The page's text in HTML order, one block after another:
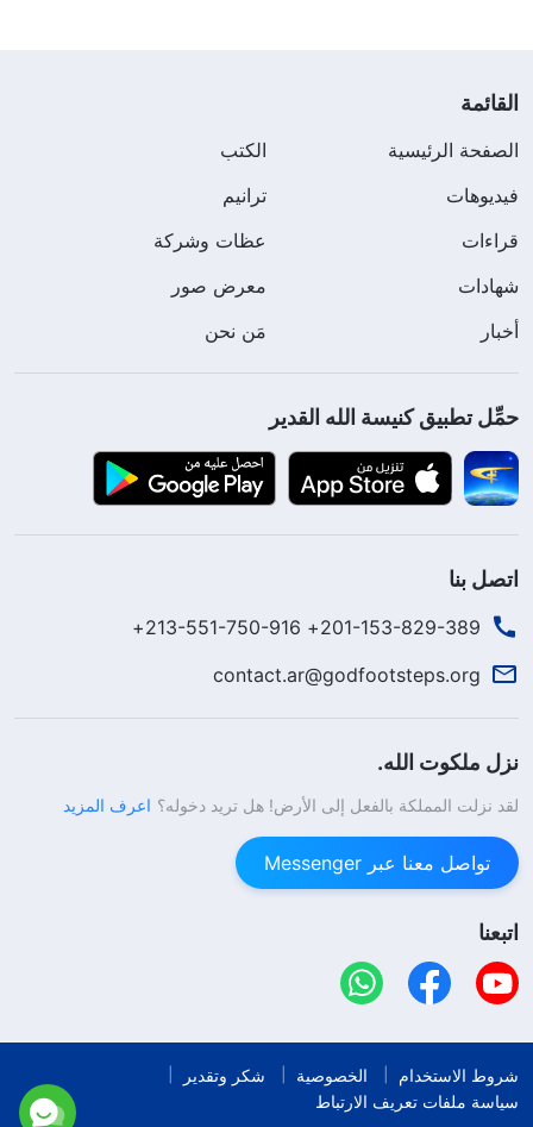
القائمة
الصفحة الرئيسية
الكتب
فيديوهات
ترانيم
قراءات
عظات وشركة
شهادات
معرض صور
أخبار
مَن نحن
حمِّل تطبيق كنيسة الله القدير
اتصل بنا
201-153-829-389+ 213-551-750-916+
contact.ar@godfootsteps.org
نزل ملكوت الله.
لقد نزلت المملكة بالفعل إلى الأرض! هل تريد دخوله؟ اعرف المزيد
تواصل معنا عبر Messenger
اتبعنا
شروط الاستخدام الخصوصية
شكر وتقدير
سياسة ملفات تعريف الارتباط